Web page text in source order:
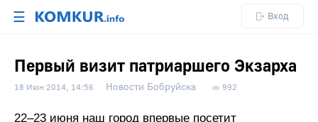
☰ Вход
Первый визит патриаршего Экзарха
18 Июн 2014, 14:56 Новости Бобруйска 992
22–23 июня наш город впервые посетит